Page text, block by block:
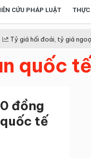
CỨU PHÁP LUẬT THỰC
Tỷ giá hối đoái, tỷ giá
quốc
đồng
tế